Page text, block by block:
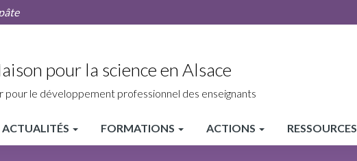
pour la science en Alsace
pour le développement professionnel des enseignants
MPLS
ACTUALITÉS FORMATIONS ACTIONS RESSOURCES